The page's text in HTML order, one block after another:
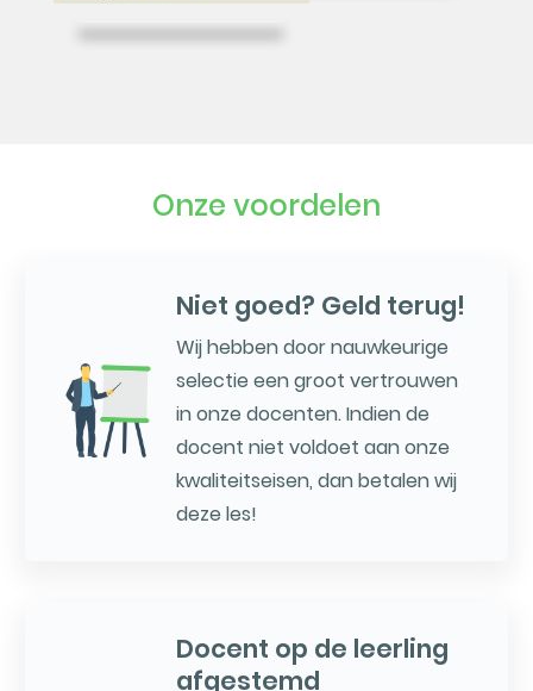
Onze voordelen
Niet goed? Geld terug!
Wij hebben door nauwkeurige
selectie een groot vertrouwen
in onze docenten. Indien de
docent niet voldoet aan onze
kwaliteitseisen, dan betalen wij
deze les!
Docent op de leerling
afgestemd